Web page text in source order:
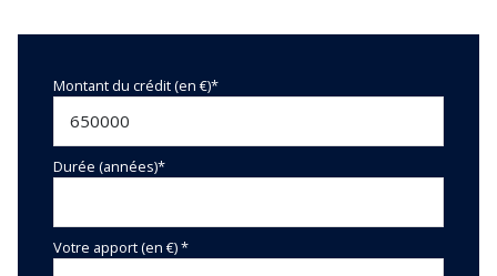
Montant du crédit (en €)*
Durée (années)*
Votre apport (en €) *